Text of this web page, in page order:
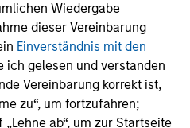
Wiedergabe
dieser Vereinbarung
Einverständnis mit den
ich gelesen und verstanden
Vereinbarung korrekt ist,
zu“, um fortzufahren;
ab“, um zur Startseite